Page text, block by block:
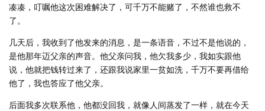
凑凑，叮嘱他这次困难解决了，可千万不能赌了，不然谁也救不
了。
几天后，我收到了他发来的消息，是一条语音，不过不是他说的，
是他那年迈父亲的声音。他父亲问我，他欠我多少，我如实跟他
说，他就把钱转过来了，还跟我说家里一贫如洗，千万不要再借给
他了，我也答应了他父亲。
后面我多次联系他，他都没回我，就像人间蒸发了一样，就在今天